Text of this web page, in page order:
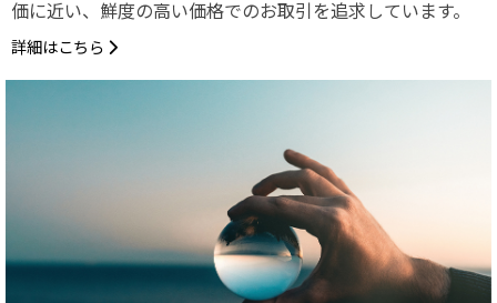
価に近い、鮮度の高い価格でのお取引を追求しています。
詳細はこちら